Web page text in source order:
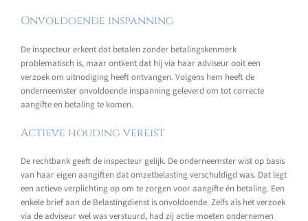
Onvoldoende inspanning
De inspecteur erkent dat betalen zonder betalingskenmerk
problematisch is, maar ontkent dat hij via haar adviseur ooit een
verzoek om uitnodiging heeft ontvangen. Volgens hem heeft de
onderneemster onvoldoende inspanning geleverd om tot correcte
aangifte en betaling te komen.
Actieve houding vereist
De rechtbank geeft de inspecteur gelijk. De onderneemster wist op basis
van haar eigen aangiften dat omzetbelasting verschuldigd was. Dat legt
een actieve verplichting op om te zorgen voor aangifte én betaling. Een
enkele brief aan de Belastingdienst is onvoldoende. Zelfs als het verzoek
via de adviseur wel was verstuurd, had zij actie moeten ondernemen